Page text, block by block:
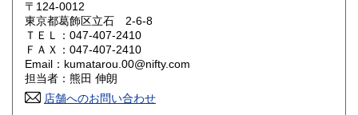
山口県 600円
香川県 600円
高知県 600円
〒124-0012
東京都葛飾区立石 2-6-8
ＴＥＬ：047-407-2410
ＦＡＸ：047-407-2410
Email：kumatarou.00@nifty.com
担当者：熊田 伸朗
店舗へのお問い合わせ